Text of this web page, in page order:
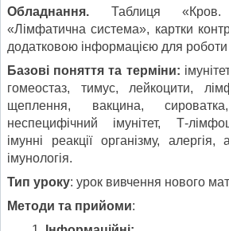
Обладнання. Таблиця «Кров.
«Лімфатична система», картки
додатковою інформацією для роботи
Базові поняття та терміни:
гомеостаз, тимус, лейкоцити,
щеплення, вакцина,
неспецифічний імунітет, Т-
імунні реакції організму,
імунологія.
Тип уроку: урок вивчення нового
Методи та прийоми: